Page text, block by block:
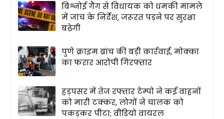
बिश्नोई गैंग से विधायक को धमकी मामले
में जांच के निर्देश, जरूरत पड़ने पर सुरक्षा
बढ़ेगी
पुणे क्राइम ब्रांच की बड़ी कार्रवाई, मोक्का
का फरार आरोपी गिरफ्तार
हड़पसर में तेज रफ्तार टेम्पो ने कई वाहनों
को मारी टक्कर, लोगों ने चालक को
पकड़कर पीटा; वीडियो वायरल